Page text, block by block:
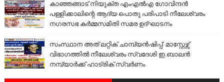
കാഞ്ഞങ്ങാട് നിയുക്ത എംഎൽഎ ഗോവിന്ദൻ
പള്ളിക്കാലിന്റെ ആദ്യ പൊതു പരിപാടി നീലേശ്വരം
നഗരസഭ കർമ്മസമിതി സമര ഉദ്ഘാടനം
സംസ്ഥാന അത് ലറ്റിക് ചാമ്പ്യൻഷിപ്പ്: മാസ്റ്റേഴ്സ്
വിഭാഗത്തിൽ നീലേശ്വരം സ്വദേശി ഇ.ബാലൻ
നമ്പ്യാർക്ക് ഹാട്രിക് സ്വർണം